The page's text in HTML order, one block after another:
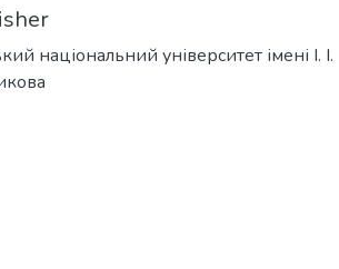
національний університет імені І. І.